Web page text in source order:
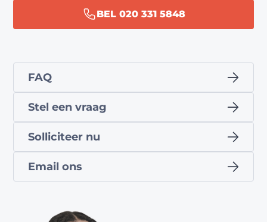
BEL 020 331 5848
FAQ
Stel een vraag
Solliciteer nu
Email ons